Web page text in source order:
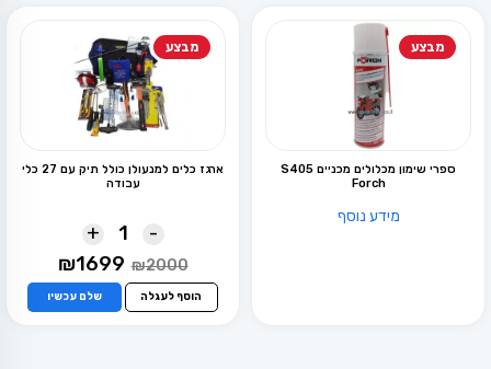
מבצע
ספרי שימון מכלולים מכניים S405
Forch
מידע נוסף
מבצע
ארגז כלים למנעולן כולל תיק עם 27 כלי
עבודה
-
+
₪2000
המחיר
₪2000.
₪1699
הוא:
₪1699.
הוסף לעגלה שלם עכשיו